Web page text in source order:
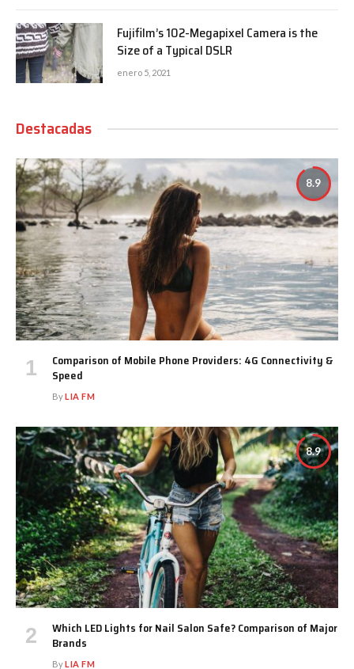
Fujifilm’s 102-Megapixel Camera is the
Size of a Typical DSLR
enero 5, 2021
Destacadas
8.9
Comparison of Mobile Phone Providers: 4G Connectivity &
Speed
ByLIA FM
8.9
Which LED Lights for Nail Salon Safe? Comparison of Major
Brands
ByLIA FM